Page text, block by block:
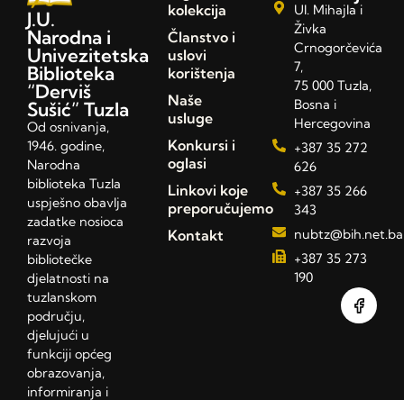
J.U.
Narodna i
Univezitetska
Biblioteka
“Derviš
Sušić” Tuzla
Od osnivanja,
1946. godine,
Narodna
biblioteka Tuzla
uspješno obavlja
zadatke nosioca
razvoja
bibliotečke
djelatnosti na
tuzlanskom
području,
djelujući u
funkciji općeg
obrazovanja,
informiranja i
kolekcija
Članstvo i
uslovi
korištenja
Naše
usluge
Konkursi i
oglasi
Linkovi koje
preporučujemo
Kontakt
Ul. Mihajla i
Živka
Crnogorčevića
7,
75 000 Tuzla,
Bosna i
Hercegovina
+387 35 272
626
+387 35 266
343
nubtz@bih.net.ba
+387 35 273
190